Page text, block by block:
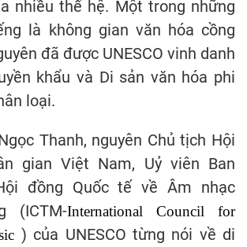
nhiều thế hệ. Một trong những
là không gian văn hóa cồng
đã được UNESCO vinh danh
khẩu và Di sản văn hóa phi
loại.
Thanh, nguyên Chủ tịch Hội
gian Việt Nam, Uỷ viên Ban
đồng Quốc tế về Âm nhạc
(ICTM-International Council for
) của UNESCO từng nói về di